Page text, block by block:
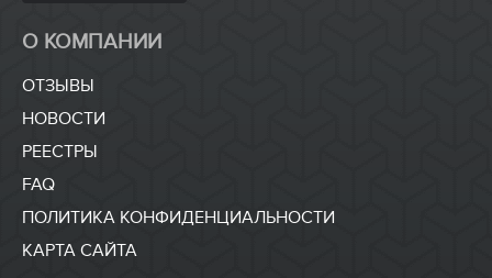
О КОМПАНИИ
ОТЗЫВЫ
НОВОСТИ
РЕЕСТРЫ
FAQ
ПОЛИТИКА КОНФИДЕНЦИАЛЬНОСТИ
КАРТА САЙТА